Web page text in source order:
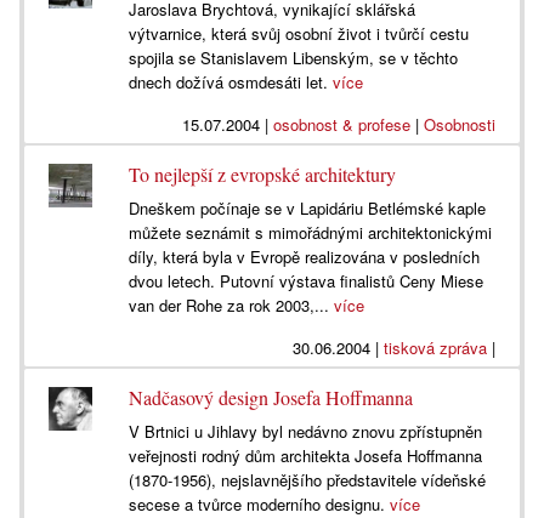
Jaroslava Brychtová, vynikající sklářská
výtvarnice, která svůj osobní život i tvůrčí cestu
spojila se Stanislavem Libenským, se v těchto
dnech dožívá osmdesáti let.více
15.07.2004| osobnost & profese| Osobnosti
To nejlepší z evropské architektury
Dneškem počínaje se v Lapidáriu Betlémské kaple
můžete seznámit s mimořádnými architektonickými
díly, která byla v Evropě realizována v posledních
dvou letech. Putovní výstava finalistů Ceny Miese
van der Rohe za rok 2003,...více
30.06.2004| tisková zpráva|
Nadčasový design Josefa Hoffmanna
V Brtnici u Jihlavy byl nedávno znovu zpřístupněn
veřejnosti rodný dům architekta Josefa Hoffmanna
(1870-1956), nejslavnějšího představitele vídeňské
secese a tvůrce moderního designu.více